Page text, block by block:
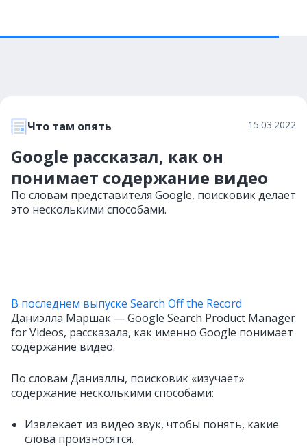
Что там опять 15.03.2022
Google рассказал, как он
понимает содержание видео
По словам представителя Google, поисковик делает
это несколькими способами.
В последнем выпуске Search Off the Record
Даниэлла Маршак — Google Search Product Manager
for Videos, рассказала, как именно Google понимает
содержание видео.
По словам Даниэллы, поисковик «изучает»
содержание несколькими способами:
Извлекает из видео звук, чтобы понять, какие
слова произносятся.